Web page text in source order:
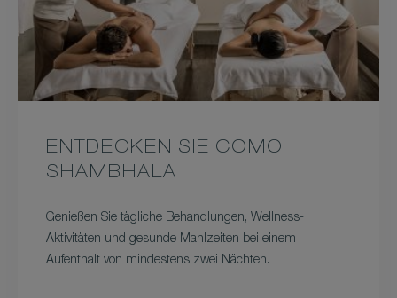
ENTDECKEN SIE COMO
SHAMBHALA
Genießen Sie tägliche Behandlungen, Wellness-
Aktivitäten und gesunde Mahlzeiten bei einem
Aufenthalt von mindestens zwei Nächten.